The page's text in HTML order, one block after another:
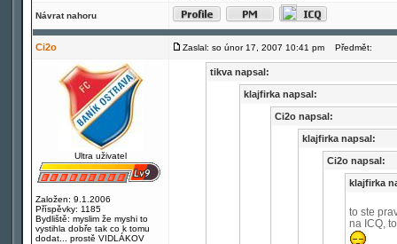
Návrat nahoru
Ci2o Zaslal: so únor 17, 2007 10:41 pm Předmět:
Ultra uživatel
Založen: 9.1.2006
Příspěvky: 1185
Bydliště: myslim že myshi to
vystihla dobře tak co k tomu
dodat... prostě VIDLÁKOV
tikva napsal:
klajfirka napsal:
Ci2o napsal:
klajfirka napsal:
Ci2o napsal:
klajfirka
to ste
na ICQ,